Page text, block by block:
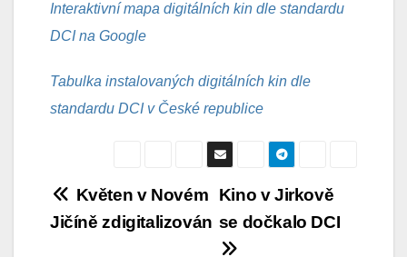
Interaktivní mapa digitálních kin dle standardu
DCI na Google
Tabulka instalovaných digitálních kin dle
standardu DCI v České republice
Navigace
pro
Kino v Jirkově
se dočkalo DCI
Květen v Novém
Jičíně zdigitalizován